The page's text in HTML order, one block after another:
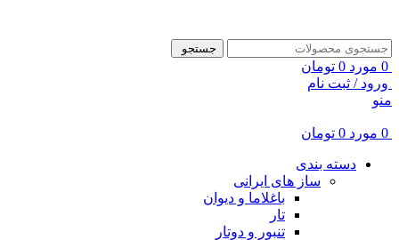
جستجو
0 مورد 0 تومان
ورود / ثبت نام
منو
0 مورد 0 تومان
دسته بندی
ساز های ایرانی
باغلاما و دیوان
تار
تنبور و دوتار